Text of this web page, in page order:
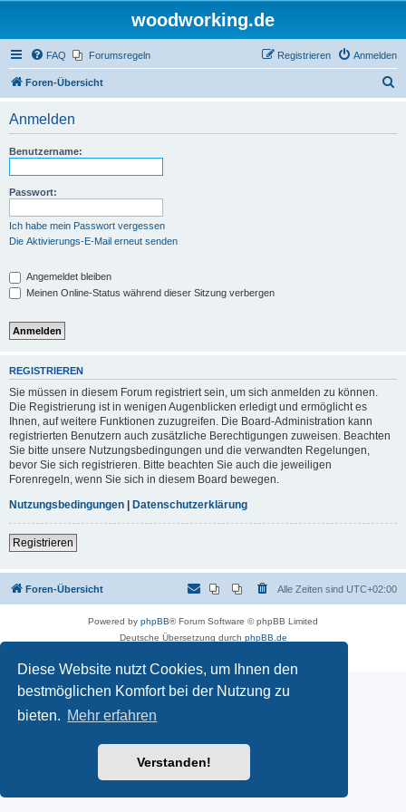
Diese Website nutzt Cookies, um Ihnen den
bestmöglichen Komfort bei der Nutzung zu
bieten. Mehr erfahren
Verstanden!
woodworking.de
FAQ Forumsregeln Anmelden
Registrieren
Foren-Übersicht
Anmelden
Benutzername:
Passwort:
Ich habe mein Passwort vergessen
Die Aktivierungs-E-Mail erneut senden
Angemeldet bleiben
Meinen Online-Status während dieser Sitzung verbergen
REGISTRIEREN
Sie müssen in diesem Forum registriert sein, um sich anmelden zu können.
Die Registrierung ist in wenigen Augenblicken erledigt und ermöglicht es
Ihnen, auf weitere Funktionen zuzugreifen. Die Board-Administration kann
registrierten Benutzern auch zusätzliche Berechtigungen zuweisen. Beachten
Sie bitte unsere Nutzungsbedingungen und die verwandten Regelungen,
bevor Sie sich registrieren. Bitte beachten Sie auch die jeweiligen
Forenregeln, wenn Sie sich in diesem Board bewegen.
Nutzungsbedingungen | Datenschutzerklärung
Registrieren
Foren-Übersicht Alle Zeiten sind UTC+02:00
Powered by phpBB® Forum Software © phpBB Limited
Deutsche Übersetzung durch phpBB.de